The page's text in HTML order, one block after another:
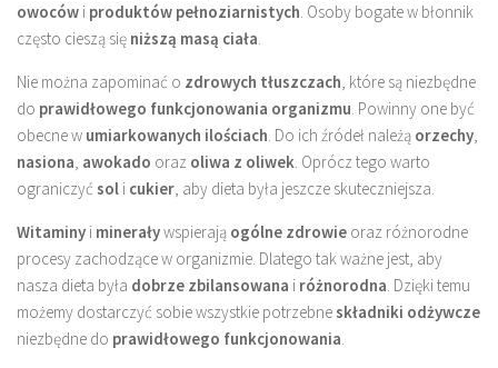
owoców i produktów pełnoziarnistych. Osoby bogate w błonnik
często cieszą się niższą masą ciała.
Nie można zapominać o zdrowych tłuszczach, które są niezbędne
do prawidłowego funkcjonowania organizmu. Powinny one być
obecne w umiarkowanych ilościach. Do ich źródeł należą orzechy,
nasiona, awokado oraz oliwa z oliwek. Oprócz tego warto
ograniczyć sol i cukier, aby dieta była jeszcze skuteczniejsza.
Witaminy i mineraływspierają ogólne zdrowie oraz różnorodne
procesy zachodzące w organizmie. Dlatego tak ważne jest, aby
nasza dieta była dobrze zbilansowana i różnorodna. Dzięki temu
możemy dostarczyć sobie wszystkie potrzebneskładniki odżywcze
niezbędne do prawidłowego funkcjonowania.